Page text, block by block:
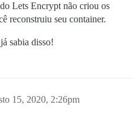
Lets Encrypt não criou os
reconstruiu seu container.
sabia disso!
15, 2020, 2:26pm